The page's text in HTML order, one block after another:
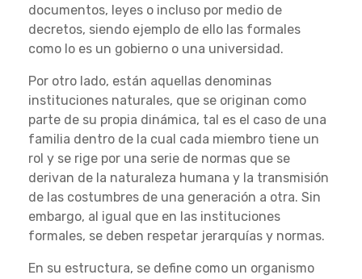
documentos, leyes o incluso por medio de
decretos, siendo ejemplo de ello las formales
como lo es un gobierno o una universidad.
Por otro lado, están aquellas denominas
instituciones naturales, que se originan como
parte de su propia dinámica, tal es el caso de una
familia dentro de la cual cada miembro tiene un
rol y se rige por una serie de normas que se
derivan de la naturaleza humana y la transmisión
de las costumbres de una generación a otra. Sin
embargo, al igual que en las instituciones
formales, se deben respetar jerarquías y normas.
En su estructura, se define como un organismo